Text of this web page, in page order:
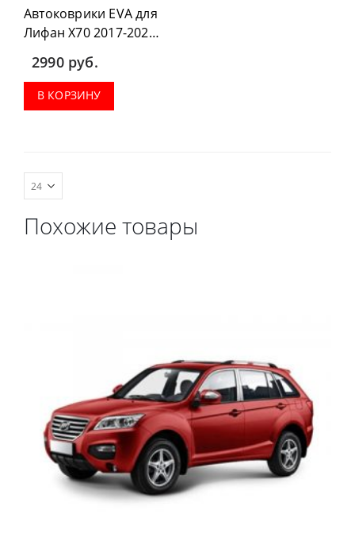
Автоковрики EVA для
Лифан X70 2017-2020,
можно приобрести в
комплектации:
водительский коврик,
комплект передних,
2990 руб.
В КОРЗИНУ
Похожие товары